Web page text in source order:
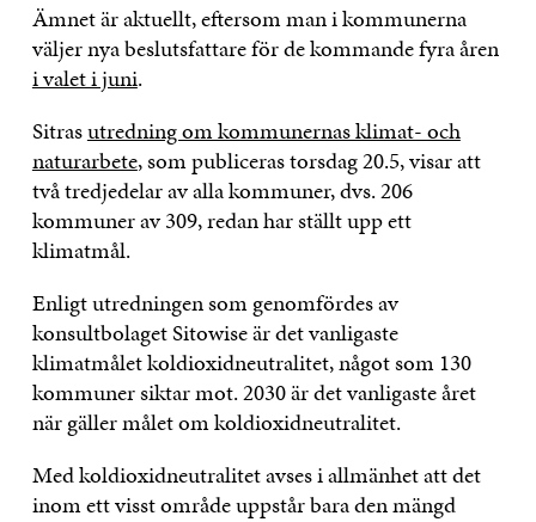
Ämnet är aktuellt, eftersom man i kommunerna
väljer nya beslutsfattare för de kommande fyra åren
i valet i juni.
Sitrasutredning om kommunernas klimat- och
naturarbete, som publiceras torsdag 20.5, visar att
två tredjedelar av alla kommuner, dvs. 206
kommuner av 309, redan har ställt upp ett
klimatmål.
Enligt utredningen som genomfördes av
konsultbolaget Sitowise är det vanligaste
klimatmålet koldioxidneutralitet, något som 130
kommuner siktar mot. 2030 är det vanligaste året
när gäller målet om koldioxidneutralitet.
Med koldioxidneutralitet avses i allmänhet att det
inom ett visst område uppstår bara den mängd